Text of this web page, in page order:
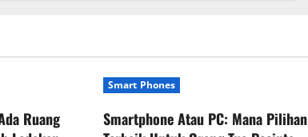
Ruang
Smart Phones
Smartphone Atau PC: Mana Pilihan